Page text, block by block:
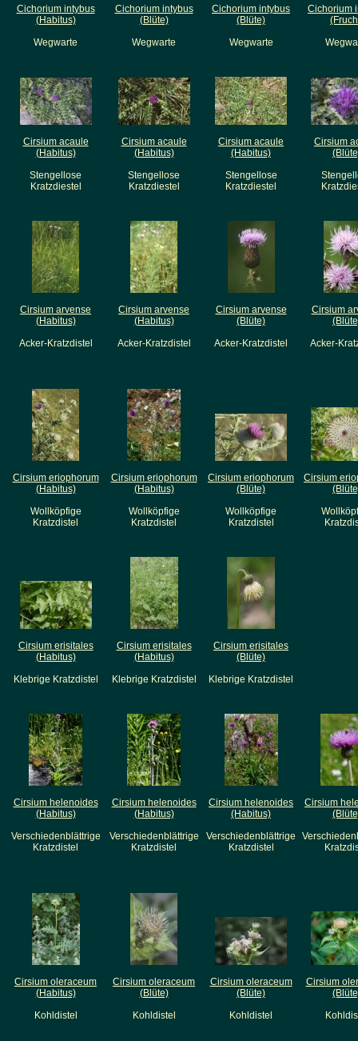
Cichorium intybus
(Habitus)
Wegwarte
Cichorium intybus
(Blüte)
Wegwarte
Cichorium intybus
(Blüte)
Wegwarte
Cichorium
Cirsium acaule
(Habitus)
Stengellose
Kratzdiestel
Cirsium acaule
(Habitus)
Stengellose
Kratzdiestel
Cirsium acaule
(Habitus)
Stengellose
Kratzdiestel
Cirsium
Cirsium arvense
(Habitus)
Acker-Kratzdistel
Cirsium arvense
(Habitus)
Acker-Kratzdistel
Cirsium arvense
(Blüte)
Acker-Kratzdistel
Cirsium
Acker-
Cirsium eriophorum
(Habitus)
Wollköpfige
Kratzdistel
Cirsium eriophorum
(Habitus)
Wollköpfige
Kratzdistel
Cirsium eriophorum
(Blüte)
Wollköpfige
Kratzdistel
Cirsium
Cirsium erisitales
(Habitus)
Klebrige Kratzdistel
Cirsium erisitales
(Habitus)
Klebrige Kratzdistel
Cirsium erisitales
(Blüte)
Klebrige Kratzdistel
Cirsium helenoides
(Habitus)
Verschiedenblättrige
Kratzdistel
Cirsium helenoides
(Habitus)
Verschiedenblättrige
Kratzdistel
Cirsium helenoides
(Habitus)
Verschiedenblättrige
Kratzdistel
Cirsium
Cirsium oleraceum
(Habitus)
Kohldistel
Cirsium oleraceum
(Blüte)
Kohldistel
Cirsium oleraceum
(Blüte)
Kohldistel
Cirsium